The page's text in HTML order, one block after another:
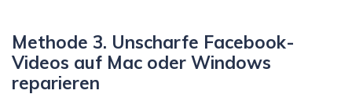
Methode 3. Unscharfe Facebook-
Videos auf Mac oder Windows
reparieren